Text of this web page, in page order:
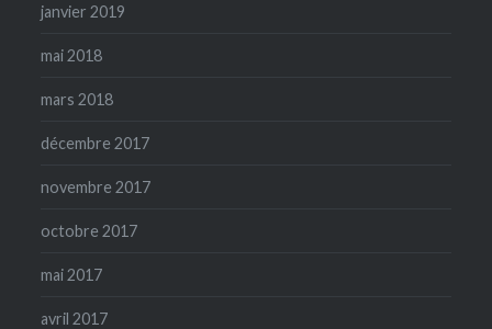
janvier 2019
mai 2018
mars 2018
décembre 2017
novembre 2017
octobre 2017
mai 2017
avril 2017